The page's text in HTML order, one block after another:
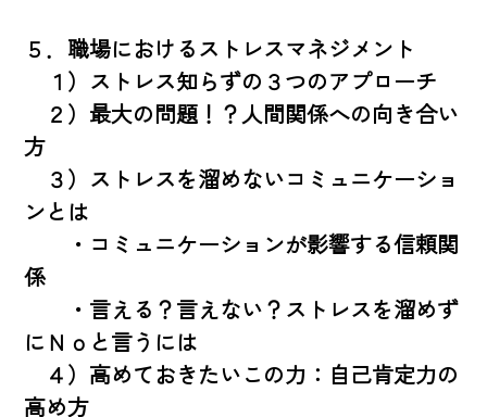
５．職場におけるストレスマネジメント
１）ストレス知らずの３つのアプローチ
２）最大の問題！？人間関係への向き合い
方
３）ストレスを溜めないコミュニケーショ
ンとは
・コミュニケーションが影響する信頼関
係
・言える？言えない？ストレスを溜めず
にＮｏと言うには
４）高めておきたいこの力：自己肯定力の
高め方